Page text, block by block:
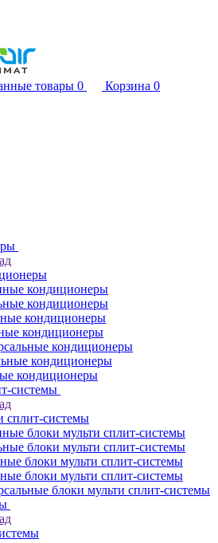
товары 0 Корзина 0
кондиционеры
кондиционеры
кондиционеры
кондиционеры
кондиционеры
кондиционеры
кондиционеры
системы
сплит-системы
блоки мульти сплит-системы
блоки мульти сплит-системы
блоки мульти сплит-системы
блоки мульти сплит-системы
блоки мульти сплит-системы